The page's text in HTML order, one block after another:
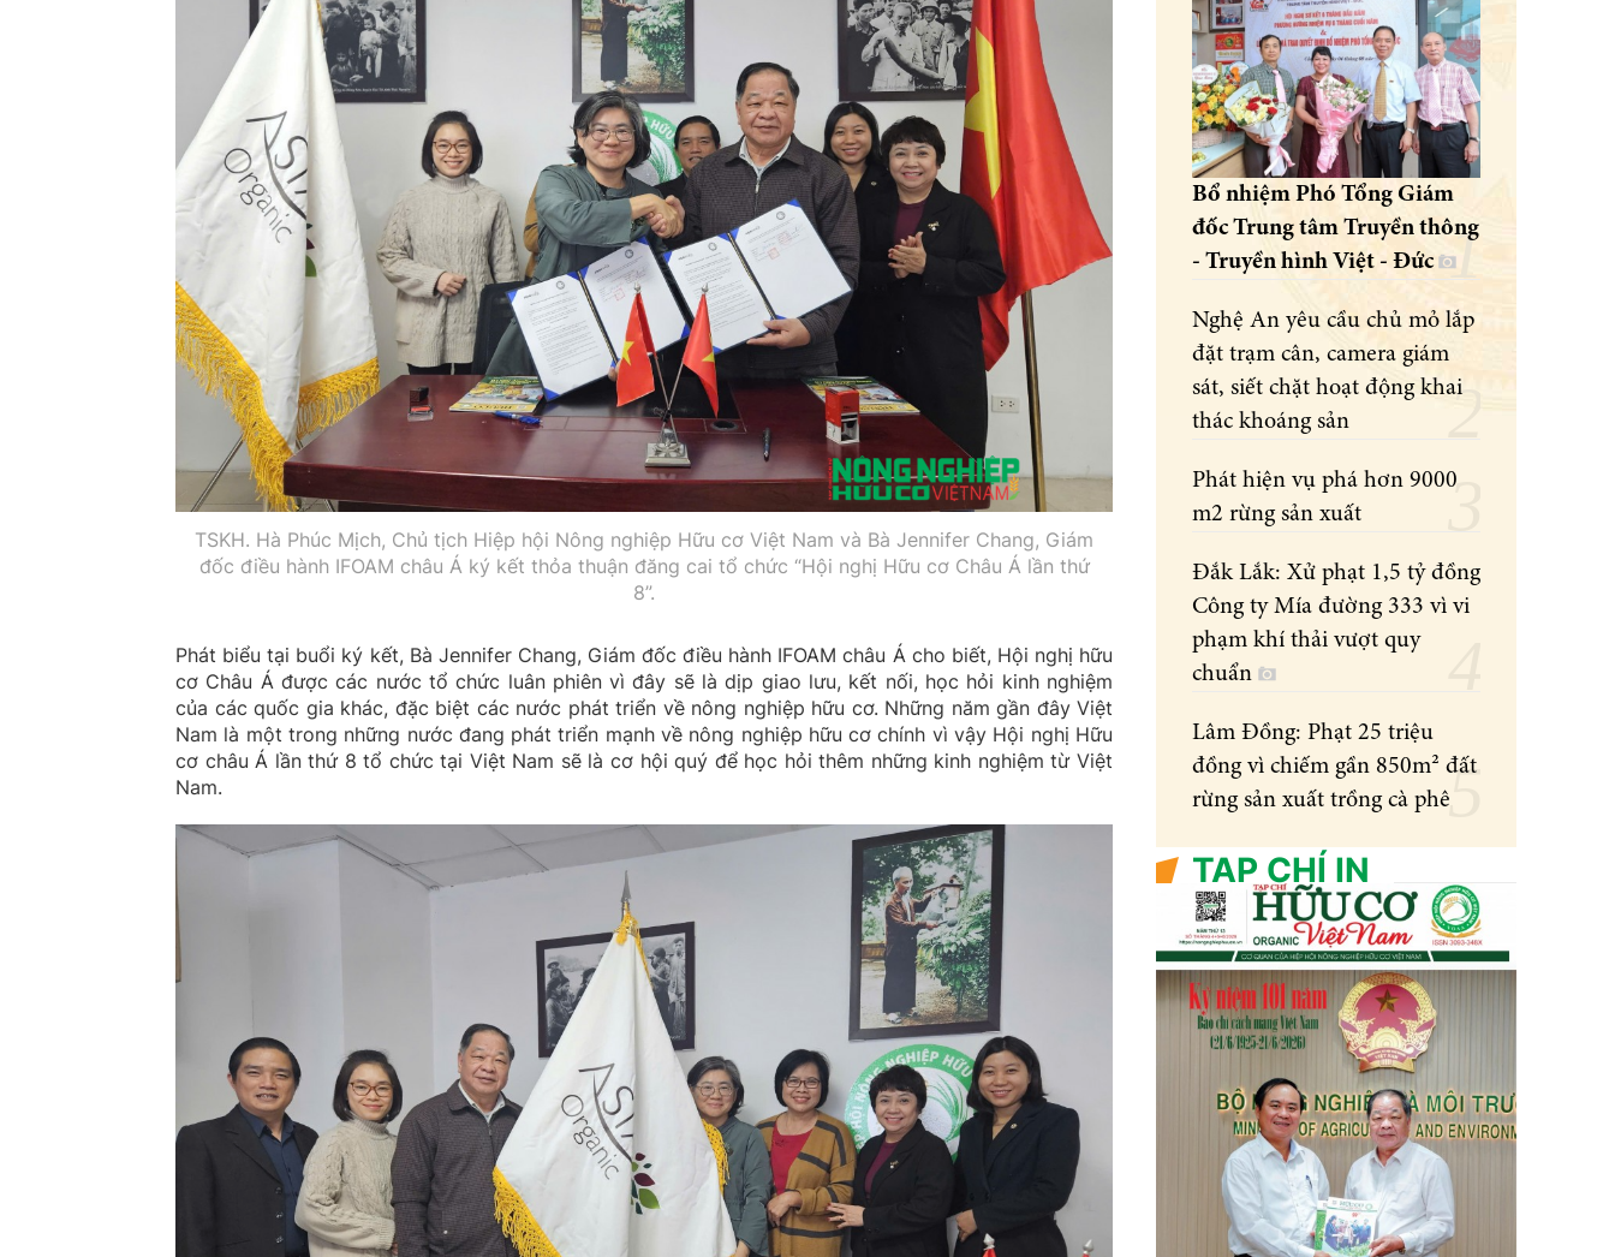
TSKH. Hà Phúc Mịch, Chủ tịch Hiệp hội Nông nghiệp Hữu cơ Việt Nam và Bà Jennifer Chang, Giám
đốc điều hành IFOAM châu Á ký kết thỏa thuận đăng cai tổ chức “Hội nghị Hữu cơ Châu Á lần thứ
8”.
Phát biểu tại buổi ký kết, Bà Jennifer Chang, Giám đốc điều hành IFOAM châu Á cho biết, Hội nghị hữu
cơ Châu Á được các nước tổ chức luân phiên vì đây sẽ là dịp giao lưu, kết nối, học hỏi kinh nghiệm
của các quốc gia khác, đặc biệt các nước phát triển về nông nghiệp hữu cơ. Những năm gần đây Việt
Nam là một trong những nước đang phát triển mạnh về nông nghiệp hữu cơ chính vì vậy Hội nghị Hữu
cơ châu Á lần thứ 8 tổ chức tại Việt Nam sẽ là cơ hội quý để học hỏi thêm những kinh nghiệm từ Việt
Nam.
Bổ nhiệm Phó Tổng Giám
đốc Trung tâm Truyền thông
- Truyền hình Việt - Đức
Nghệ An yêu cầu chủ mỏ lắp
đặt trạm cân, camera giám
sát, siết chặt hoạt động khai
thác khoáng sản
Phát hiện vụ phá hơn 9000
m2 rừng sản xuất
Đắk Lắk: Xử phạt 1,5 tỷ đồng
Công ty Mía đường 333 vì vi
phạm khí thải vượt quy
chuẩn
Lâm Đồng: Phạt 25 triệu
đồng vì chiếm gần 850m² đất
rừng sản xuất trồng cà phê
TẠP CHÍ IN